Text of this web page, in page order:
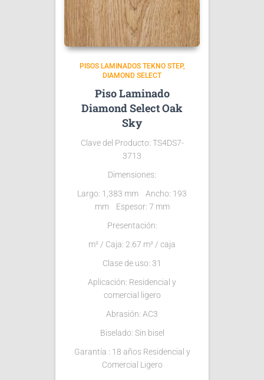
PISOS LAMINADOS TEKNO STEP
DIAMOND SELECT
Piso Laminado
Diamond Select Oak
Sky
Clave del Producto: TS4DS7-
3713
Dimensiones:
Largo: 1,383 mm Ancho: 193
mm Espesor: 7 mm
Presentación:
m² / Caja: 2.67 m² / caja
Clase de uso: 31
Aplicación: Residencial y
comercial ligero
Abrasión: AC3
Biselado: Sin bisel
Garantía : 18 años Residencial y
Comercial Ligero